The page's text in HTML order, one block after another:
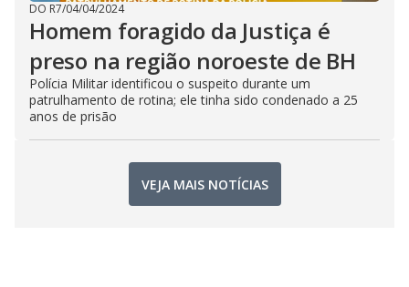
DO R7/04/04/2024
Homem foragido da Justiça é
preso na região noroeste de BH
Polícia Militar identificou o suspeito durante um
patrulhamento de rotina; ele tinha sido condenado a 25
anos de prisão
VEJA MAIS NOTÍCIAS